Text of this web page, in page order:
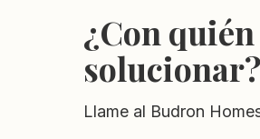
¿Con
solucionar?
Llame al Budron